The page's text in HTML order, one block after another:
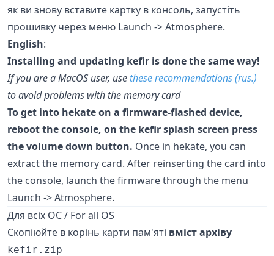
як ви знову вставите картку в консоль, запустіть
прошивку через меню Launch -> Atmosphere.
English:
Installing and updating kefir is done the same way!
If you are a MacOS user, use these recommendations (rus.)
to avoid problems with the memory card
To get into hekate on a firmware-flashed device,
reboot the console, on the kefir splash screen press
the volume down button. Once in hekate, you can
extract the memory card. After reinserting the card into
the console, launch the firmware through the menu
Launch -> Atmosphere.
Для всіх ОС / For all OS
Скопіюйте в корінь карти пам'яті вміст архіву
kefir.zip